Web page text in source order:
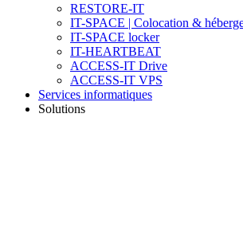
RESTORE-IT
IT-SPACE | Colocation &
IT-SPACE locker
IT-HEARTBEAT
ACCESS-IT Drive
ACCESS-IT VPS
Services informatiques
Solutions